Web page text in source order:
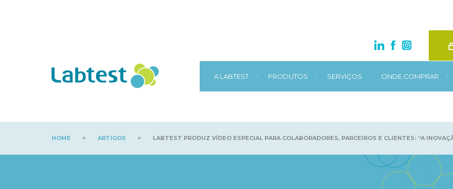
A LABTEST • PRODUTOS • SERVIÇOS • ONDE COMPRAR •
HOME > ARTIGOS > LABTEST PRODUZ VÍDEO ESPECIAL PARA COLABORADORES, PARCEIROS E CLIENTES: “A